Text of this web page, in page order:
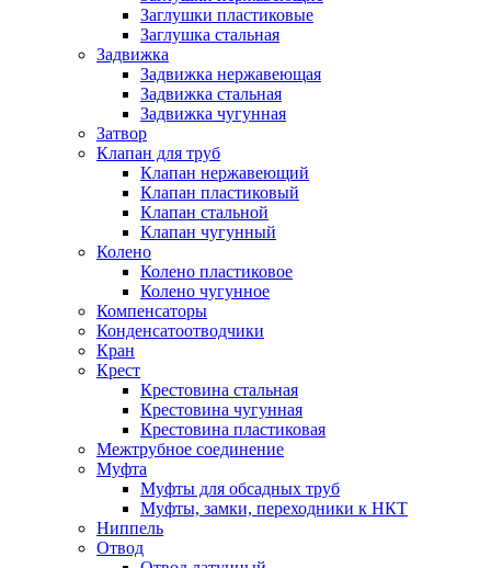
Заглушки пластиковые
Заглушка стальная
Задвижка
Задвижка нержавеющая
Задвижка стальная
Задвижка чугунная
Затвор
Клапан для труб
Клапан нержавеющий
Клапан пластиковый
Клапан стальной
Клапан чугунный
Колено
Колено пластиковое
Колено чугунное
Компенсаторы
Конденсатоотводчики
Кран
Крест
Крестовина стальная
Крестовина чугунная
Крестовина пластиковая
Межтрубное соединение
Муфта
Муфты для обсадных труб
Муфты, замки, переходники к НКТ
Ниппель
Отвод